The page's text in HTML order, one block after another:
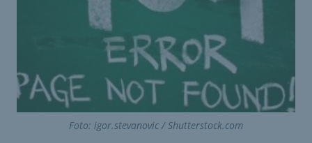
Foto: igor.stevanovic / Shutterstock.com